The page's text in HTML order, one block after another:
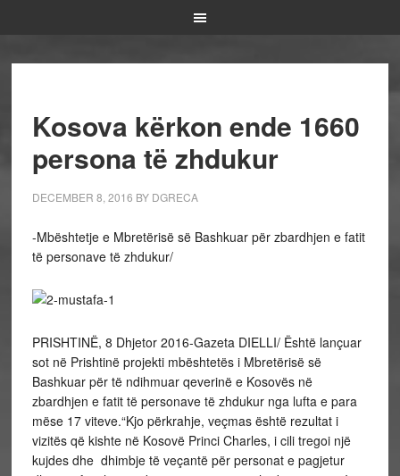
Kosova kërkon ende 1660
persona të zhdukur
DECEMBER 8, 2016 BY DGRECA
-Mbështetje e Mbretërisë së Bashkuar për zbardhjen e fatit
të personave të zhdukur/
PRISHTINË, 8 Dhjetor 2016-Gazeta DIELLI/ Është lançuar
sot në Prishtinë projekti mbështetës i Mbretërisë së
Bashkuar për të ndihmuar qeverinë e Kosovës në
zbardhjen e fatit të personave të zhdukur nga lufta e para
mëse 17 viteve.“Kjo përkrahje, veçmas është rezultat i
vizitës që kishte në Kosovë Princi Charles, i cili tregoi një
kujdes dhe dhimbje të veçantë për personat e pagjetur